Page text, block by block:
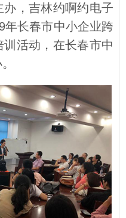
，吉林约啊约电子
年长春市中小企业跨
活动，在长春市中